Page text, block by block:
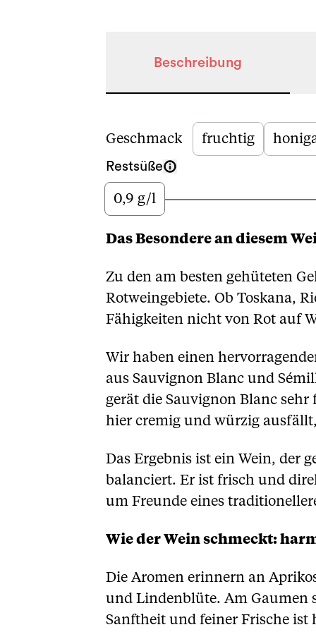
Beschreibung
Beschreibung
Geschmack fruchtig
Restsüße
Wenig
0,9 g/l
Das Besondere an diesem
Zu den am besten gehüteten
Rotweingebiete. Ob Toskana,
Fähigkeiten nicht von Rot auf
Wir haben einen
aus Sauvignon Blanc und
gerät die Sauvignon Blanc
hier cremig und würzig
Das Ergebnis ist ein Wein, der
balanciert. Er ist frisch und
um Freunde eines
Wie der Wein schmeckt:
Die Aromen erinnern an
und Lindenblüte. Am Gaumen
Sanftheit und feiner Frische ist